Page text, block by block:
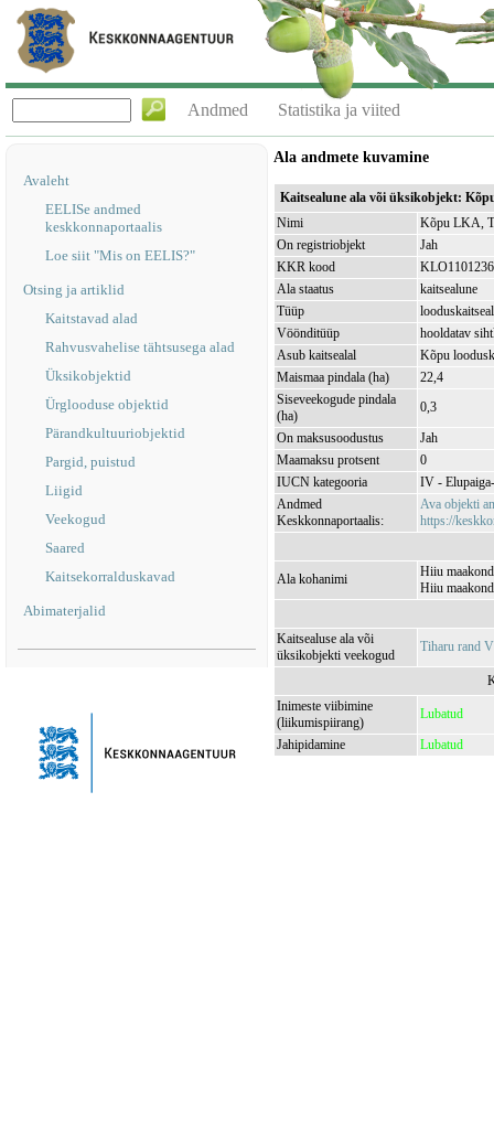
Andmed Statistika ja viited
Avaleht
EELISe andmed
keskkonnaportaalis
Loe siit "Mis on EELIS?"
Otsing ja artiklid
Kaitstavad alad
Rahvusvahelise tähtsusega alad
Üksikobjektid
Ürglooduse objektid
Pärandkultuuriobjektid
Pargid, puistud
Liigid
Veekogud
Saared
Kaitsekorralduskavad
Abimaterjalid
Ala andmete kuvamine
Kaitsealune ala või üksikobjekt:
Nimi
Kõpu LKA,
On registriobjekt
Jah
KKR kood
KLO1101236
Ala staatus
kaitsealune
Tüüp
Vöönditüüp
hooldatav
Asub kaitsealal
Kõpu
Maismaa pindala (ha)
22,4
Siseveekogude pindala
(ha)
0,3
On maksusoodustus
Jah
Maamaksu protsent
0
IUCN kategooria
IV -
Andmed
Keskkonnaportaalis:
Ava objekti
https://
Ala kohanimi
Hiiu
Hiiu
Kaitsealuse ala või
üksikobjekti veekogud
Tiharu rand
Inimeste viibimine
(liikumispiirang)
Lubatud
Jahipidamine
Lubatud